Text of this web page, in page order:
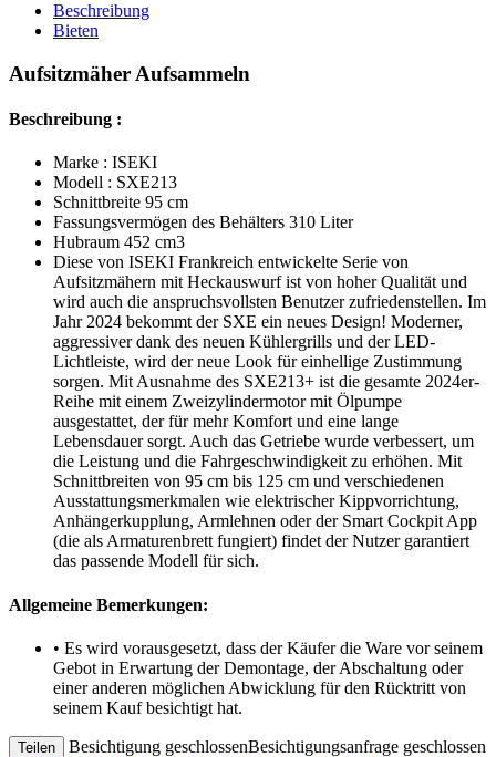
Beschreibung
Bieten
Aufsitzmäher Aufsammeln
Beschreibung :
Marke : ISEKI
Modell : SXE213
Schnittbreite 95 cm
Fassungsvermögen des Behälters 310 Liter
Hubraum 452 cm3
Diese von ISEKI Frankreich entwickelte Serie von
Aufsitzmähern mit Heckauswurf ist von hoher Qualität und
wird auch die anspruchsvollsten Benutzer zufriedenstellen. Im
Jahr 2024 bekommt der SXE ein neues Design! Moderner,
aggressiver dank des neuen Kühlergrills und der LED-
Lichtleiste, wird der neue Look für einhellige Zustimmung
sorgen. Mit Ausnahme des SXE213+ ist die gesamte 2024er-
Reihe mit einem Zweizylindermotor mit Ölpumpe
ausgestattet, der für mehr Komfort und eine lange
Lebensdauer sorgt. Auch das Getriebe wurde verbessert, um
die Leistung und die Fahrgeschwindigkeit zu erhöhen. Mit
Schnittbreiten von 95 cm bis 125 cm und verschiedenen
Ausstattungsmerkmalen wie elektrischer Kippvorrichtung,
Anhängerkupplung, Armlehnen oder der Smart Cockpit App
(die als Armaturenbrett fungiert) findet der Nutzer garantiert
das passende Modell für sich.
Allgemeine Bemerkungen:
• Es wird vorausgesetzt, dass der Käufer die Ware vor seinem
Gebot in Erwartung der Demontage, der Abschaltung oder
einer anderen möglichen Abwicklung für den Rücktritt von
seinem Kauf besichtigt hat.
Teilen Besichtigung geschlossenBesichtigungsanfrage geschlossen